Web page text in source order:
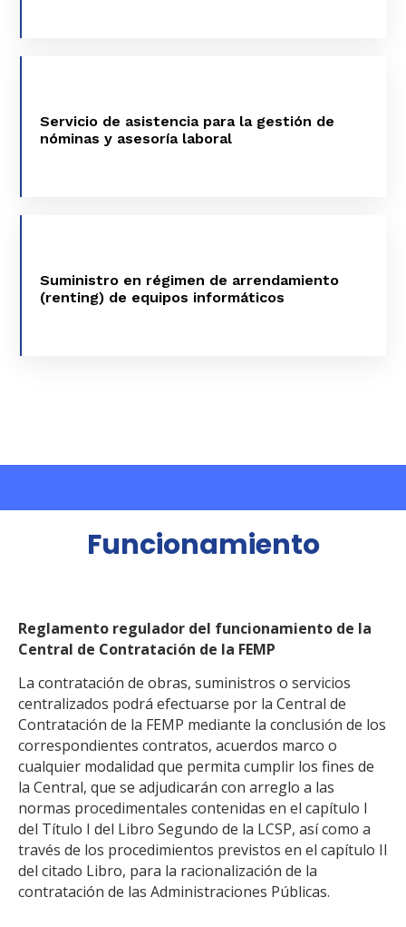
Servicio de asistencia para la gestión de
nóminas y asesoría laboral
LABORAL
Suministro en régimen de arrendamiento
(renting) de equipos informáticos
INFORMÁTICOS
Funcionamiento
Reglamento regulador del funcionamiento de la
Central de Contratación de la FEMP
La contratación de obras, suministros o servicios
centralizados podrá efectuarse por la Central de
Contratación de la FEMP mediante la conclusión de los
correspondientes contratos, acuerdos marco o
cualquier modalidad que permita cumplir los fines de
la Central, que se adjudicarán con arreglo a las
normas procedimentales contenidas en el capítulo I
del Título I del Libro Segundo de la LCSP, así como a
través de los procedimientos previstos en el capítulo II
del citado Libro, para la racionalización de la
contratación de las Administraciones Públicas.